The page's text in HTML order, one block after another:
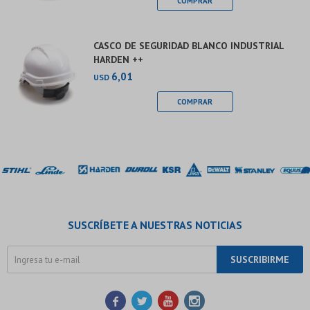
CASCO DE SEGURIDAD BLANCO INDUSTRIAL
HARDEN ++
USD 6,01
SUSCRÍBETE A NUESTRAS NOTICIAS
SUSCRIBIRME
   